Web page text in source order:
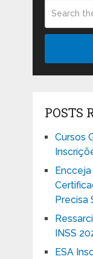
POSTS
Cursos
Precisa
INSS
ESA